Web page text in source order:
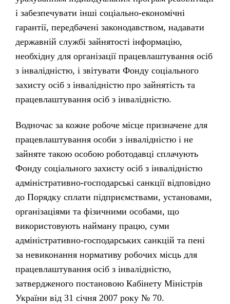
і забезпечувати інші соціально-економічні
гарантії, передбачені законодавством, надавати
державній службі зайнятості інформацію,
необхідну для організації працевлаштування осіб
з інвалідністю, і звітувати Фонду соціального
захисту осіб з інвалідністю про зайнятість та
працевлаштування осіб з інвалідністю.
Водночас за кожне робоче місце призначене для
працевлаштування особи з інвалідністю і не
зайняте такою особою роботодавці сплачують
Фонду соціального захисту осіб з інвалідністю
адміністративно-господарські санкції відповідно
до Порядку сплати підприємствами, установами,
організаціями та фізичними особами, що
використовують найману працю, суми
адміністративно-господарських санкцій та пені
за невиконання нормативу робочих місць для
працевлаштування осіб з інвалідністю,
затвердженого постановою Кабінету Міністрів
України від 31 січня 2007 року № 70.